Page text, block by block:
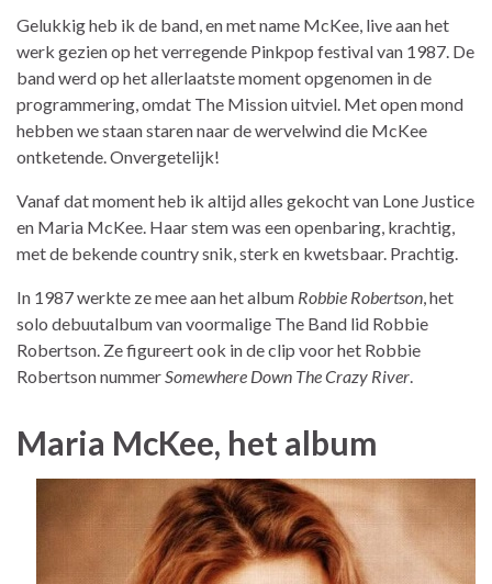
Gelukkig heb ik de band, en met name McKee, live aan het
werk gezien op het verregende Pinkpop festival van 1987. De
band werd op het allerlaatste moment opgenomen in de
programmering, omdat The Mission uitviel. Met open mond
hebben we staan staren naar de wervelwind die McKee
ontketende. Onvergetelijk!
Vanaf dat moment heb ik altijd alles gekocht van Lone Justice
en Maria McKee. Haar stem was een openbaring, krachtig,
met de bekende country snik, sterk en kwetsbaar. Prachtig.
In 1987 werkte ze mee aan het album Robbie Robertson, het
solo debuutalbum van voormalige The Band lid Robbie
Robertson. Ze figureert ook in de clip voor het Robbie
Robertson nummerSomewhere Down The Crazy River.
Maria McKee, het album